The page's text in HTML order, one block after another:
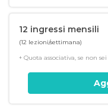
12 ingressi mensili
(12 lezioni/settimana)
+ Quota associativa, se non sei